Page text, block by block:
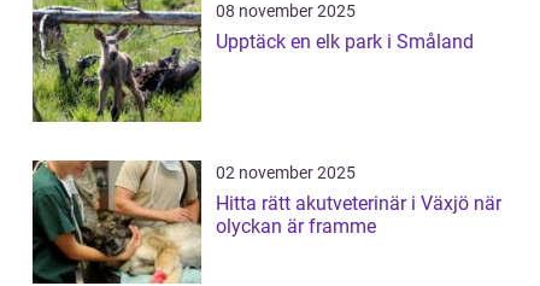
08 november 2025
Upptäck en elk park i Småland
02 november 2025
Hitta rätt akutveterinär i Växjö när
olyckan är framme